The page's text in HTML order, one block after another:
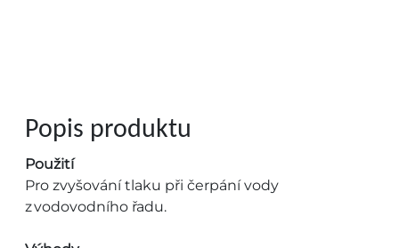
Popis produktu
Použití
Pro zvyšování tlaku při čerpání vody
z vodovodního řadu.